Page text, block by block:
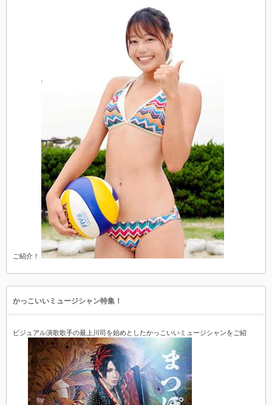
ご紹介！
かっこいいミュージシャン特集！
ビジュアル演歌歌手の最上川司を始めとしたかっこいいミュージシャンをご紹